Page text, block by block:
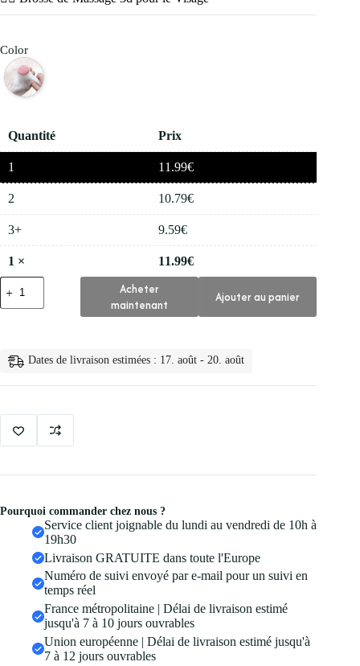
Color
Quantité Prix
1 11.99€
2 10.79€
3+ 9.59€
1 × 11.99€
quantité
de
💇‍♀️
Massage
3d
Acheter
maintenant
Ajouter au panier
Dates de livraison estimées : 17. août - 20. août
Pourquoi commander chez nous ?
Service client joignable du lundi au vendredi de 10h à
19h30
Livraison GRATUITE dans toute l'Europe
Numéro de suivi envoyé par e-mail pour un suivi en
temps réel
France métropolitaine | Délai de livraison estimé
jusqu'à 7 à 10 jours ouvrables
Union européenne | Délai de livraison estimé jusqu'à
7 à 12 jours ouvrables